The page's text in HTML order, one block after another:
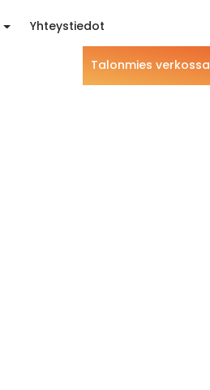
Yhteystiedot
Talonmies verkossa